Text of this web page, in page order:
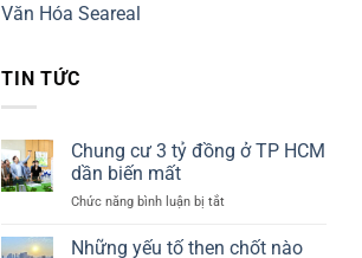
Văn Hóa Seareal
TIN TỨC
Chung cư 3 tỷ đồng ở TP HCM
dần biến mất
Chức năng bình luận bị tắtở
cư
Những yếu tố then chốt nào